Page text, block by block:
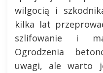
wilgocią i
kilka lat
szlifowanie i
Ogrodzenia
uwagi, ale warto